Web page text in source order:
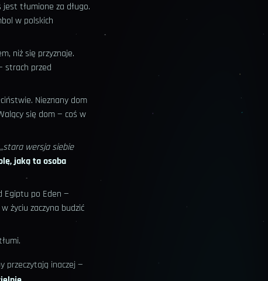
tłumione za długo.
w polskich
niż się przyznaje.
strach przed
Nieznany dom
się dom — coś w
„stara wersja siebie
jaką ta osoba
Egiptu po Eden —
życiu zaczyna budzić
przeczytają inaczej —